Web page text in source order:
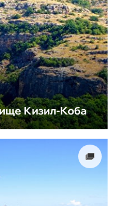
Кизил-Коба